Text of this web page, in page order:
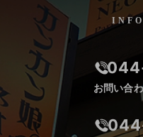
お問い合